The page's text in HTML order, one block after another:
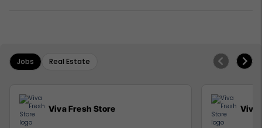
Jobs Real Estate
Viva Fresh Store Viva